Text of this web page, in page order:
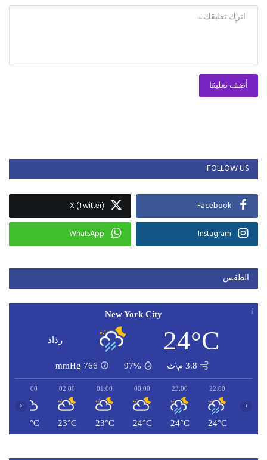
أضف تعليقا
FOLLOW US
Facebook
X (Twitter)
Instagram
WhatsApp
الطقس
New York City
24°C رذاذ
3.8 م\ث 97%
766
mmHg
22:00
24°C
23:00
24°C
00:00
24°C
01:00
23°C
02:00
23°C
03:00
23°C
‹ ›